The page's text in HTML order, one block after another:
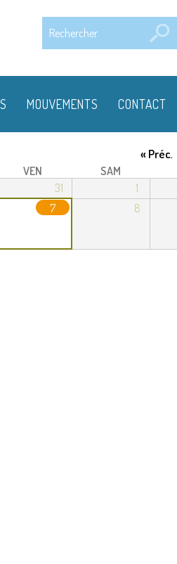
MOUVEMENTS CONTACT
« Préc.
VEN SAM
31 1
7 8